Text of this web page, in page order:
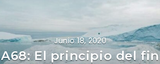
Junio 18, 2020
A68: El principio del fin